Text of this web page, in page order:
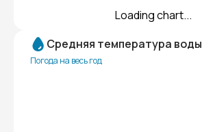
Loading chart...
Средняя температура воды
Погода на весь год